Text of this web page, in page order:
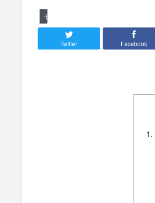
モンハンワールド
Twitter Facebook